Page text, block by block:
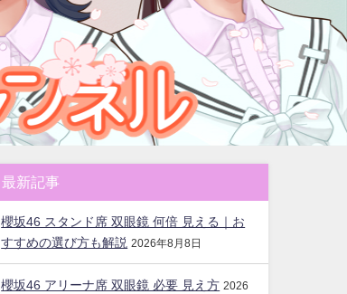
最新記事
櫻坂46 スタンド席 双眼鏡 何倍 見える｜お
すすめの選び方も解説 2026年8月8日
櫻坂46 アリーナ席 双眼鏡 必要 見え方 2026